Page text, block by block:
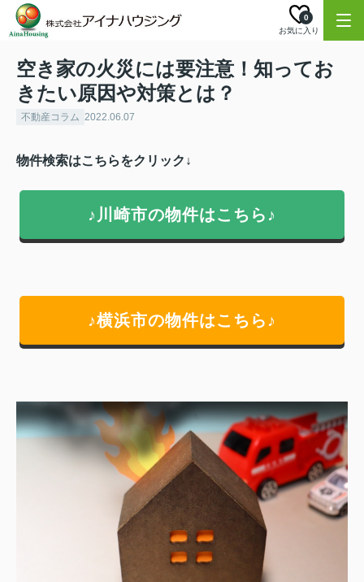
お気に入り
0
空き家の火災には要注意！知ってお
きたい原因や対策とは？
不動産コラム 2022.06.07
物件検索はこちらをクリック↓
♪川崎市の物件はこちら♪
♪横浜市の物件はこちら♪